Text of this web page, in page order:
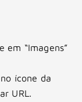
em “Imagens”
ícone da
URL.